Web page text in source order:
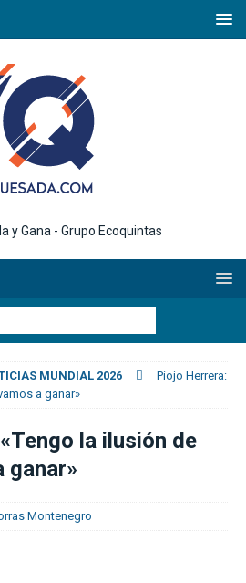
MUNDIAL 2026
Piojo Herrera:
a ganar»
la ilusión de
ganar»
Montenegro